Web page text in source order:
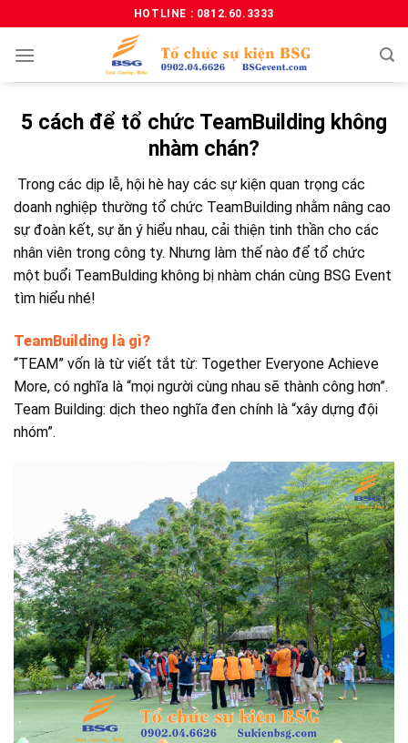
HOTLINE : 0812.60.3333
5 cách để tổ chức TeamBuilding không
nhàm chán?
Trong các dịp lễ, hội hè hay các sự kiện quan trọng các
doanh nghiệp thường tổ chức TeamBuilding nhằm nâng cao
sự đoàn kết, sự ăn ý hiểu nhau, cải thiện tinh thần cho các
nhân viên trong công ty. Nhưng làm thế nào để tổ chức
một buổi TeamBulding không bị nhàm chán cùng BSG Event
tìm hiểu nhé!
TeamBuilding là gì?
“TEAM” vốn là từ viết tắt từ: Together Everyone Achieve
More, có nghĩa là “mọi người cùng nhau sẽ thành công hơn”.
Team Building: dịch theo nghĩa đen chính là “xây dựng đội
nhóm”.